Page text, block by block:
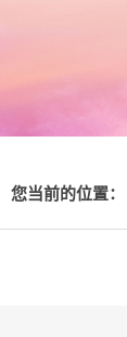
您当前的位置：